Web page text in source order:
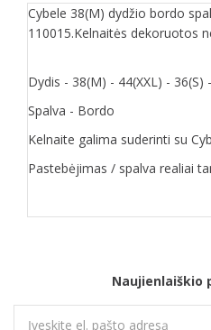
Cybele 38(M) dydžio bordo
110015.Kelnaitės dekoruotos
Dydis - 38(M) - 44(XXL) - 36(S)
Spalva - Bordo
Kelnaite galima suderinti su
Pastebėjimas / spalva realiai
Naujienlaiškio